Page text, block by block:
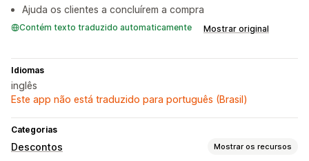
Ajuda os clientes a concluírem a compra
Contém texto traduzido automaticamente Mostrar original
Idiomas
inglês
Este app não está traduzido para português (Brasil)
Categorias
Descontos Mostrar os recursos